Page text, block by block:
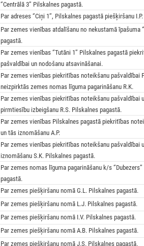
‘’Centrālā 3’’ Pilskalnes pagastā.
Par adreses ‘’Ciņi 1’’, Pilskalnes pagastā piešķiršanu
Par zemes vienības atdalīšanu no nekustamā īpašuma
pagastā.
Par zemes vienības ‘’Tutāni 1’’ Pilskalnes pagastā
pašvaldībai un nodošanu atsavināšanai.
Par zemes vienības piekritības noteikšanu pašvaldībai
neizpirktās zemes nomas līguma pagarināšanu R.K.
Par zemes vienības piekritības noteikšanu pašvaldībai
pirmtiesību izbeigšanu R.S. Pilskalnes pagastā.
Par zemes vienības Pilskalnes pagastā piekritības
un tās iznomāšanu A.P.
Par zemes vienības piekritības noteikšanu pašvaldībai
iznomāšanu S.K. Pilskalnes pagastā.
Par zemes nomas līguma pagarināšanu k/s
pagastā.
Par zemes piešķiršanu nomā G.L. Pilskalnes pagastā.
Par zemes piešķiršanu nomā L.J. Pilskalnes pagastā.
Par zemes piešķiršanu nomā I.V. Pilskalnes pagastā.
Par zemes piešķiršanu nomā A.B. Pilskalnes pagastā.
Par zemes piešķiršanu nomā J.S. Pilskalnes pagastā.